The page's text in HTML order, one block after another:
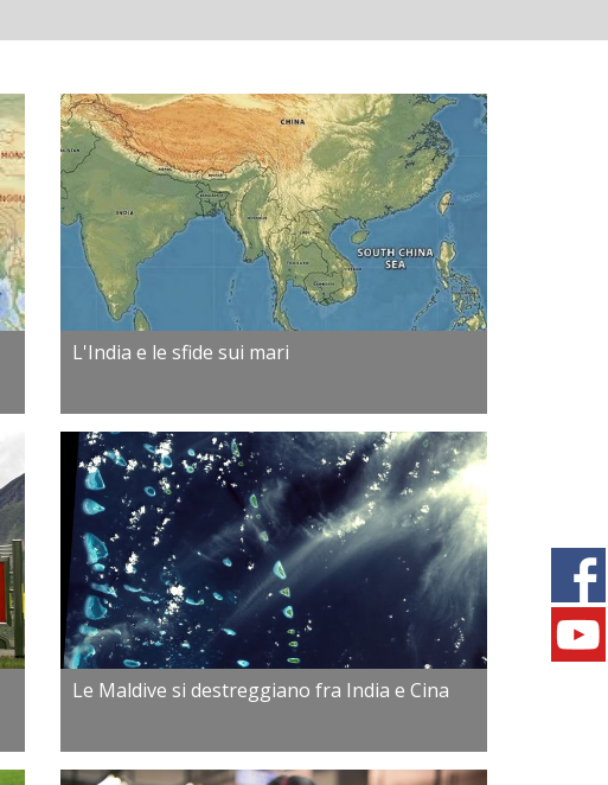
L'India e le sfide sui mari
Le Maldive si destreggiano fra India e Cina